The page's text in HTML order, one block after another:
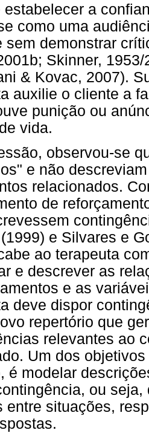
estabelecer a
como uma
sem demonstrar
Skinner,
& Kovac, 2007).
auxilie o cliente a
punição ou
vida.
observou-se
e não
relacionados.
de
e Silvares e
ao terapeuta
e descrever as
e as
deve dispor
repertório que
relevantes ao
Um dos
é modelar
ou
entre situações,